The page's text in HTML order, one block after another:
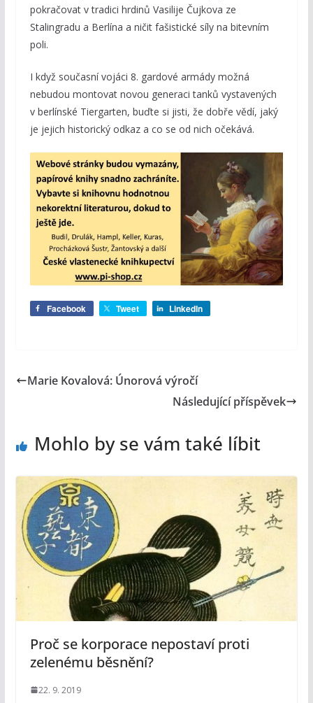
pokračovat v tradici hrdinů Vasilije Čujkova ze
Stalingradu a Berlína a ničit fašistické síly na bitevním
poli.
I když současní vojáci 8. gardové armády možná
nebudou montovat novou generaci tanků vystavených
v berlínské Tiergarten, buďte si jisti, že dobře vědí, jaký
je jejich historický odkaz a co se od nich očekává.
Facebook Tweet LinkedIn
Marie Kovalová: Únorová výročí
Následující příspěvek
Mohlo by se vám také líbit
Proč se korporace nepostaví proti
zelenému běsnění?
22. 9. 2019